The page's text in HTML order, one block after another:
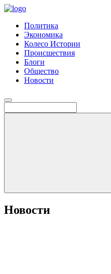
Политика
Экономика
Колесо Истории
Происшествия
Блоги
Общество
Новости
Новости